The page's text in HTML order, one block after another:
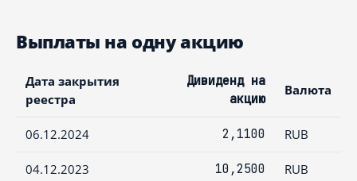
Выплаты на одну акцию
Дата закрытия
реестра
Дивиденд на
акцию
Валюта
06.12.2024 2,1100 RUB
04.12.2023 10,2500 RUB